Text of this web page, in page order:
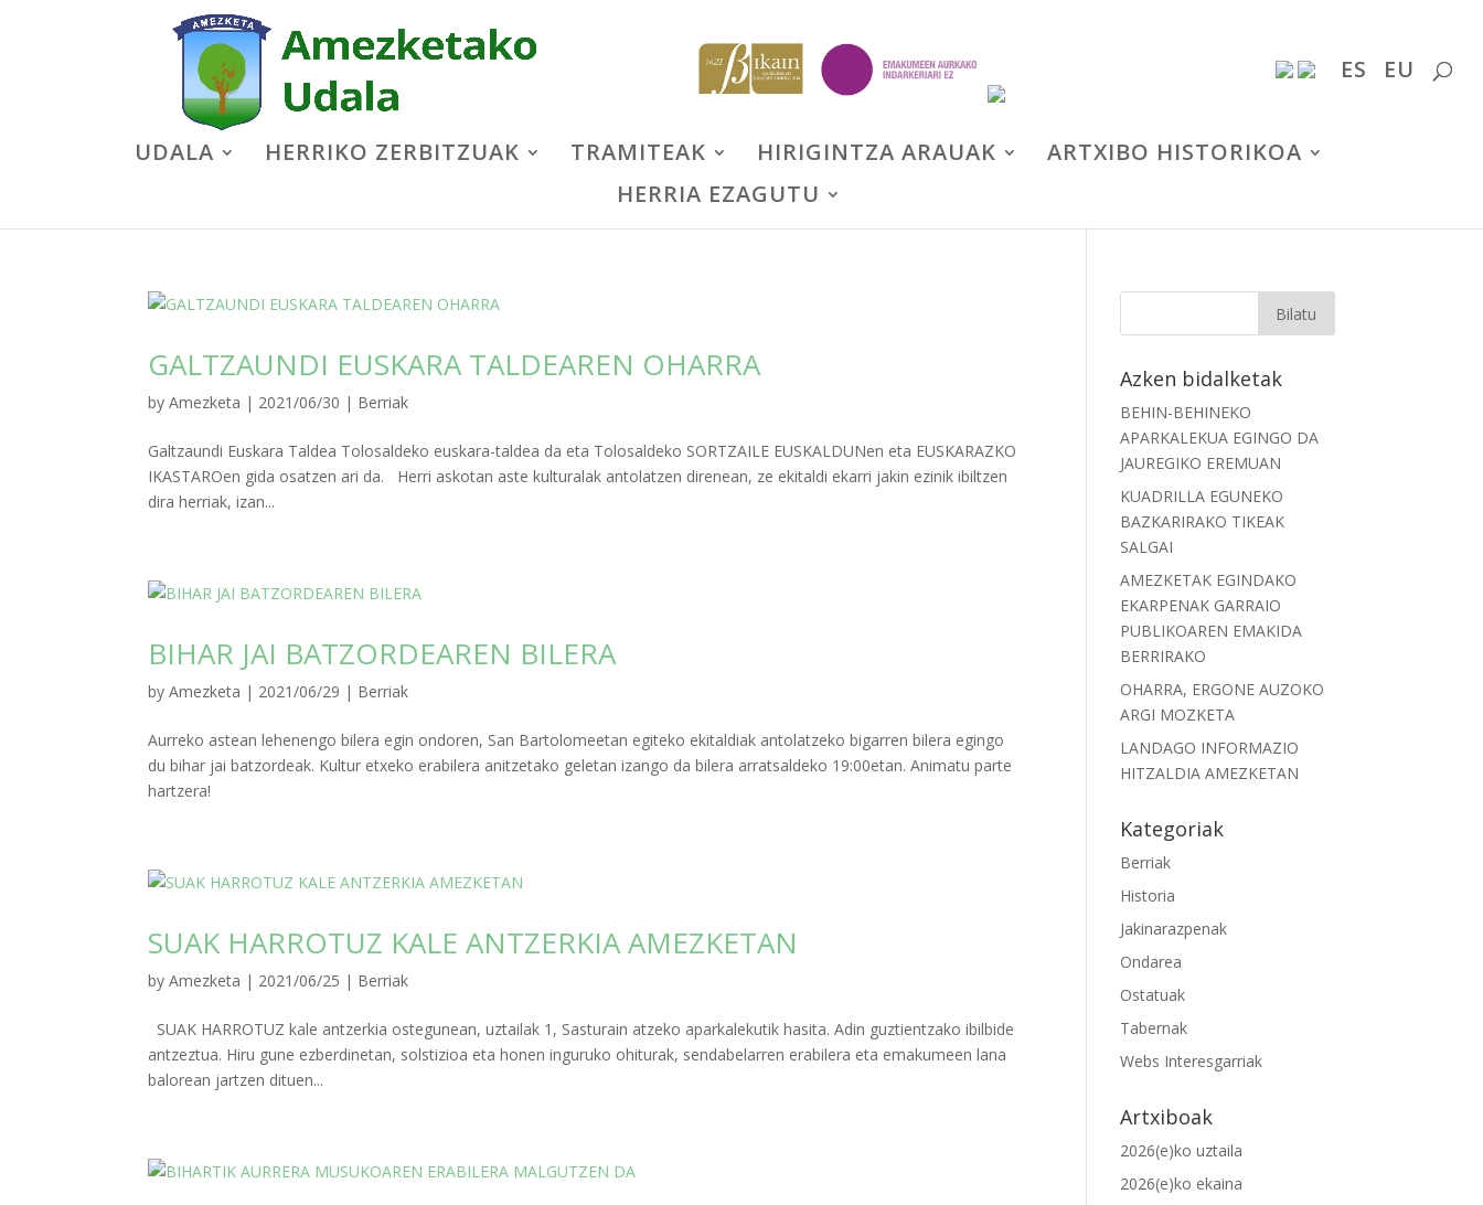
UDALA HERRIKO ZERBITZUAK TRAMITEAK HIRIGINTZA ARAUAK
ARTXIBO HISTORIKOA
HERRIA EZAGUTU
EU
ES
GALTZAUNDI EUSKARA TALDEAREN OHARRA
byAmezketa | 2021/06/30 | Berriak
Galtzaundi Euskara Taldea Tolosaldeko euskara-taldea da eta Tolosaldeko SORTZAILE EUSKALDUNen eta EUSKARAZKO
IKASTAROen gida osatzen ari da. Herri askotan aste kulturalak antolatzen direnean, ze ekitaldi ekarri jakin ezinik ibiltzen
dira herriak, izan...
BIHAR JAI BATZORDEAREN BILERA
byAmezketa | 2021/06/29 | Berriak
Aurreko astean lehenengo bilera egin ondoren, San Bartolomeetan egiteko ekitaldiak antolatzeko bigarren bilera egingo
du bihar jai batzordeak. Kultur etxeko erabilera anitzetako geletan izango da bilera arratsaldeko 19:00etan. Animatu parte
hartzera!
SUAK HARROTUZ KALE ANTZERKIA AMEZKETAN
byAmezketa | 2021/06/25 | Berriak
SUAK HARROTUZ kale antzerkia ostegunean, uztailak 1, Sasturain atzeko aparkalekutik hasita. Adin guztientzako ibilbide
antzeztua. Hiru gune ezberdinetan, solstizioa eta honen inguruko ohiturak, sendabelarren erabilera eta emakumeen lana
balorean jartzen dituen...
Azken bidalketak
BEHIN-BEHINEKO
APARKALEKUA EGINGO DA
JAUREGIKO EREMUAN
KUADRILLA EGUNEKO
BAZKARIRAKO TIKEAK
SALGAI
AMEZKETAK EGINDAKO
EKARPENAK GARRAIO
PUBLIKOAREN EMAKIDA
BERRIRAKO
OHARRA, ERGONE AUZOKO
ARGI MOZKETA
LANDAGO INFORMAZIO
HITZALDIA AMEZKETAN
Kategoriak
Berriak
Historia
Jakinarazpenak
Ondarea
Ostatuak
Tabernak
Webs Interesgarriak
Artxiboak
2026(e)ko uztaila
2026(e)ko ekaina